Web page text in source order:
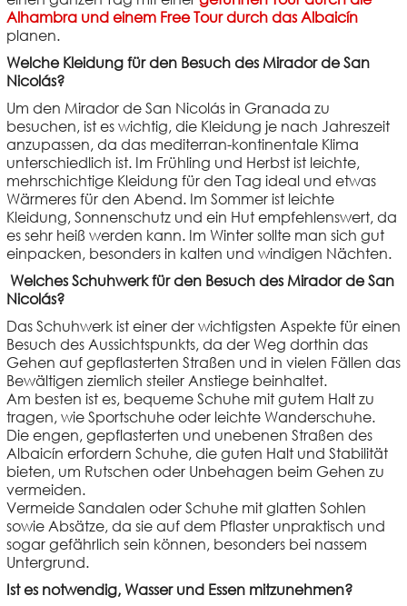
Alhambra und einem Free Tour durch das Albaicín
planen.
Welche Kleidung für den Besuch des Mirador de San
Nicolás?
Um den Mirador de San Nicolás in Granada zu
besuchen, ist es wichtig, die Kleidung je nach Jahreszeit
anzupassen, da das mediterran-kontinentale Klima
unterschiedlich ist. Im Frühling und Herbst ist leichte,
mehrschichtige Kleidung für den Tag ideal und etwas
Wärmeres für den Abend. Im Sommer ist leichte
Kleidung, Sonnenschutz und ein Hut empfehlenswert, da
es sehr heiß werden kann. Im Winter sollte man sich gut
einpacken, besonders in kalten und windigen Nächten.
Welches Schuhwerk für den Besuch des Mirador de San
Nicolás?
Das Schuhwerk ist einer der wichtigsten Aspekte für einen
Besuch des Aussichtspunkts, da der Weg dorthin das
Gehen auf gepflasterten Straßen und in vielen Fällen das
Bewältigen ziemlich steiler Anstiege beinhaltet.
Am besten ist es, bequeme Schuhe mit gutem Halt zu
tragen, wie Sportschuhe oder leichte Wanderschuhe.
Die engen, gepflasterten und unebenen Straßen des
Albaicín erfordern Schuhe, die guten Halt und Stabilität
bieten, um Rutschen oder Unbehagen beim Gehen zu
vermeiden.
Vermeide Sandalen oder Schuhe mit glatten Sohlen
sowie Absätze, da sie auf dem Pflaster unpraktisch und
sogar gefährlich sein können, besonders bei nassem
Untergrund.
Ist es notwendig, Wasser und Essen mitzunehmen?